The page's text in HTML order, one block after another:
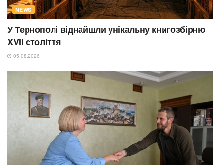
NEWS
У Тернополі віднайшли унікальну книгозбірню
XVII століття
05.08.2026